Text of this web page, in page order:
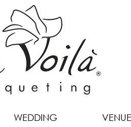
WEDDING